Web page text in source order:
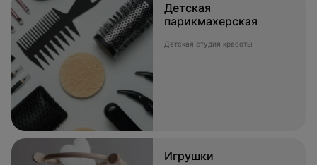
Детская
парикмахерская
Детская студия красоты
Игрушки